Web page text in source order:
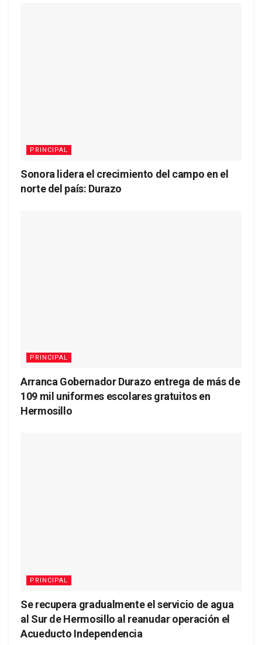
PRINCIPAL
Sonora lidera el crecimiento del campo en el
norte del país: Durazo
PRINCIPAL
Arranca Gobernador Durazo entrega de más de
109 mil uniformes escolares gratuitos en
Hermosillo
PRINCIPAL
Se recupera gradualmente el servicio de agua
al Sur de Hermosillo al reanudar operación el
Acueducto Independencia